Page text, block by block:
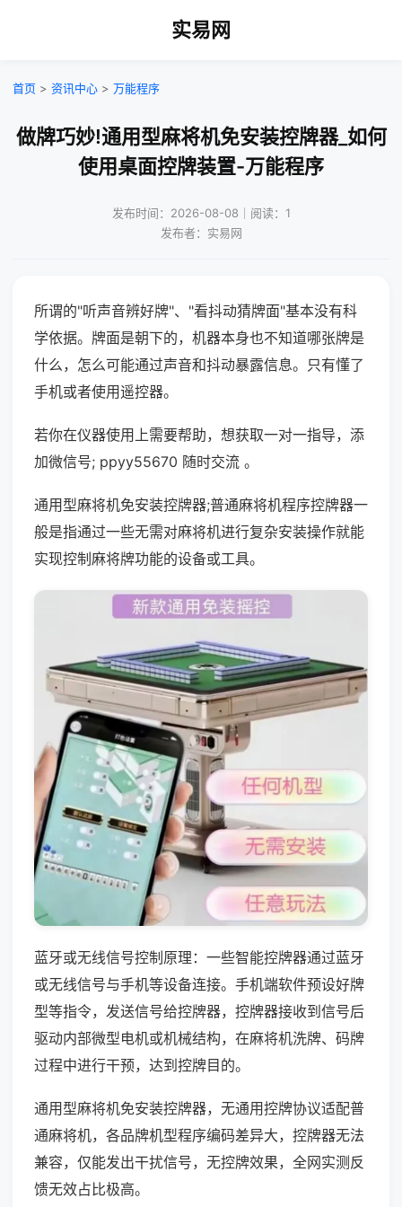
实易网
首页 > 资讯中心 > 万能程序
做牌巧妙!通用型麻将机免安装控牌器_如何
使用桌面控牌装置-万能程序
发布时间：2026-08-08｜阅读：1
发布者：实易网
所谓的"听声音辨好牌"、"看抖动猜牌面"基本没有科
学依据。牌面是朝下的，机器本身也不知道哪张牌是
什么，怎么可能通过声音和抖动暴露信息。只有懂了
手机或者使用遥控器。
若你在仪器使用上需要帮助，想获取一对一指导，添
加微信号; ppyy55670 随时交流 。
通用型麻将机免安装控牌器;普通麻将机程序控牌器一
般是指通过一些无需对麻将机进行复杂安装操作就能
实现控制麻将牌功能的设备或工具。
蓝牙或无线信号控制原理：一些智能控牌器通过蓝牙
或无线信号与手机等设备连接。手机端软件预设好牌
型等指令，发送信号给控牌器，控牌器接收到信号后
驱动内部微型电机或机械结构，在麻将机洗牌、码牌
过程中进行干预，达到控牌目的。
通用型麻将机免安装控牌器，无通用控牌协议适配普
通麻将机，各品牌机型程序编码差异大，控牌器无法
兼容，仅能发出干扰信号，无控牌效果，全网实测反
馈无效占比极高。